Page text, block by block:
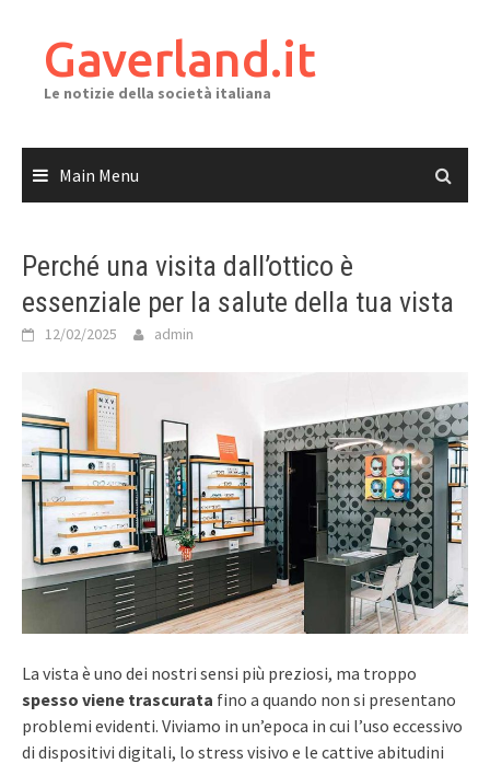
contentGaverland.it
Le notizie della società italiana
Main Menu
Perché una visita dall’ottico è
essenziale per la salute della tua vista
12/02/2025 admin
La vista è uno dei nostri sensi più preziosi, ma troppo
spesso viene trascurata fino a quando non si presentano
problemi evidenti. Viviamo in un’epoca in cui l’uso eccessivo
di dispositivi digitali, lo stress visivo e le cattive abitudini